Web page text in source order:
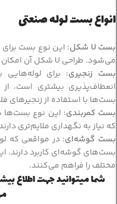
انواع بست لوله صنعتی
بست U شکل
: این نوع بست
می‌شود. طراحی U شکل آن امکان نگهداری محکم لوله‌ها را فراهم می‌کند.
بست زنجیری: برای لوله‌هایی
انعطاف‌پذیری بیشتری است،
بست‌ها با استفاده از زنجیرهای
بست کمربندی: این نوع بست‌ها
که نیاز به نگهداری ملایم‌تری
بست گوشه‌ای: در مواقعی که
بست‌های گوشه‌ای کاربرد دارند.
مختلف را فراهم می‌کنند.
شما میتوانید جهت اطلاع